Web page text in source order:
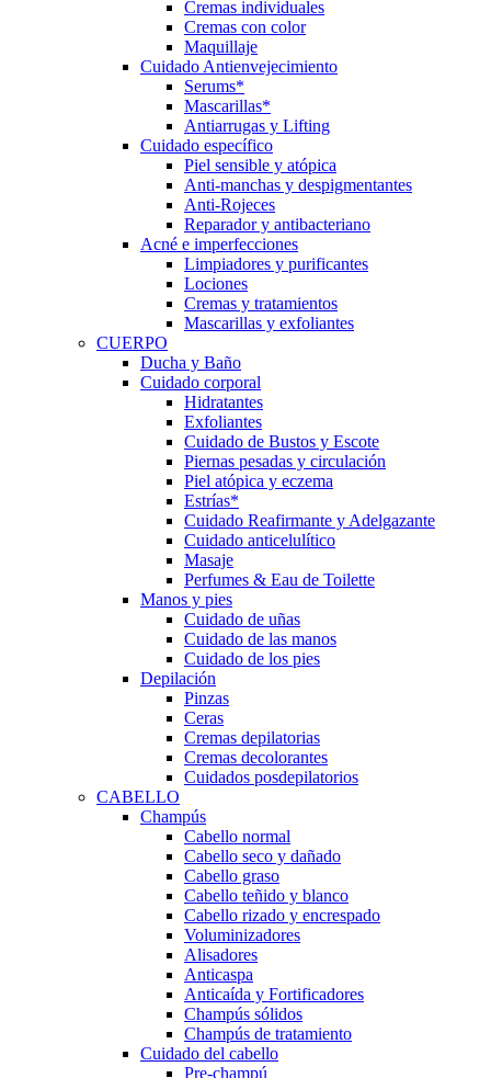
Cremas individuales
Cremas con color
Maquillaje
Cuidado Antienvejecimiento
Serums*
Mascarillas*
Antiarrugas y Lifting
Cuidado específico
Piel sensible y atópica
Anti-manchas y despigmentantes
Anti-Rojeces
Reparador y antibacteriano
Acné e imperfecciones
Limpiadores y purificantes
Lociones
Cremas y tratamientos
Mascarillas y exfoliantes
CUERPO
Ducha y Baño
Cuidado corporal
Hidratantes
Exfoliantes
Cuidado de Bustos y Escote
Piernas pesadas y circulación
Piel atópica y eczema
Estrías*
Cuidado Reafirmante y Adelgazante
Cuidado anticelulítico
Masaje
Perfumes & Eau de Toilette
Manos y pies
Cuidado de uñas
Cuidado de las manos
Cuidado de los pies
Depilación
Pinzas
Ceras
Cremas depilatorias
Cremas decolorantes
Cuidados posdepilatorios
CABELLO
Champús
Cabello normal
Cabello seco y dañado
Cabello graso
Cabello teñido y blanco
Cabello rizado y encrespado
Voluminizadores
Alisadores
Anticaspa
Anticaída y Fortificadores
Champús sólidos
Champús de tratamiento
Cuidado del cabello
Pre-champú